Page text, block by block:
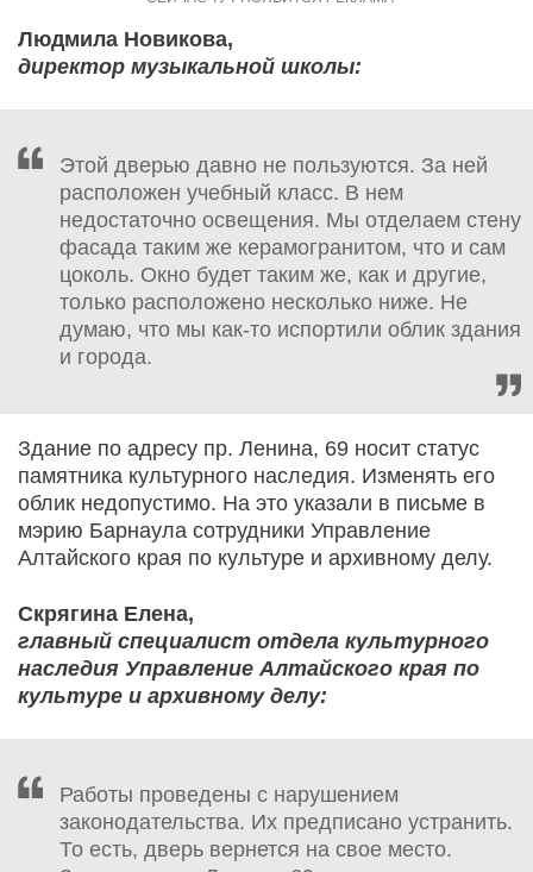
Людмила Новикова,
директор музыкальной школы:
Этой дверью давно не пользуются. За ней
расположен учебный класс. В нем
недостаточно освещения. Мы отделаем стену
фасада таким же керамогранитом, что и сам
цоколь. Окно будет таким же, как и другие,
только расположено несколько ниже. Не
думаю, что мы как-то испортили облик здания
и города.
Здание по адресу пр. Ленина, 69 носит статус
памятника культурного наследия. Изменять его
облик недопустимо. На это указали в письме в
мэрию Барнаула сотрудники Управление
Алтайского края по культуре и архивному делу.
Скрягина Елена,
главный специалист отдела культурного
наследия Управление Алтайского края по
культуре и архивному делу:
Работы проведены с нарушением
законодательства. Их предписано устранить.
То есть, дверь вернется на свое место.